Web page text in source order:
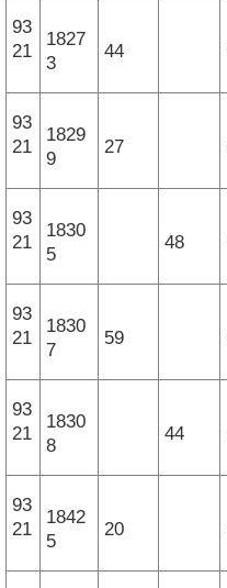
93
21
1827
3
44
93
21
1829
9
27
93
21
1830
5
48
93
21
1830
7
59
93
21
1830
8
44
93
21
1842
5
20